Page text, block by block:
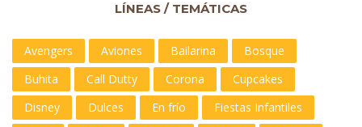
LÍNEAS / TEMÁTICAS
Avengers Aviones Bailarina
Bosque
Buhita
Call Dutty Corona
Cupcakes
Disney
Dulces En frío
Fiestas Infantiles